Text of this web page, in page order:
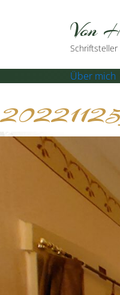
Von
Schriftsteller
Über mich